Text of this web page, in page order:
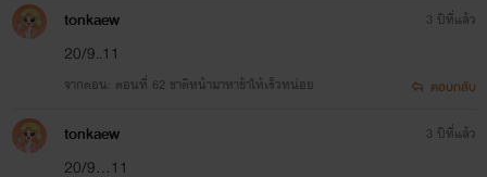
tonkaew
20/9..11
จากตอน: ตอนที่ 62 ชาติหน้ามาหาข้าให้เร็วหน่อย
3 ปีที่แล้ว
ตอบกลับ
tonkaew
20/9...11
3 ปีที่แล้ว